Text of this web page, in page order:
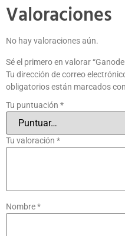
Valoraciones
No hay valoraciones aún.
Sé el primero en valorar
Tu dirección de correo
obligatorios están marcados con
Tu puntuación *
Tu valoración *
Nombre*